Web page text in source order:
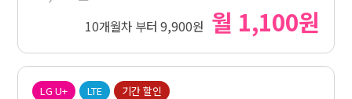
10개월차 부터 9,900원 월 1,100원
LG U+ LTE 기간 할인